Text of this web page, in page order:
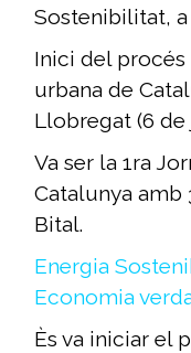
Sostenibilitat, a
Inici del procés
urbana de
Llobregat (6 de
Va ser la 1ra
Catalunya amb
Bital.
Energia
Economia
Ès va iniciar el